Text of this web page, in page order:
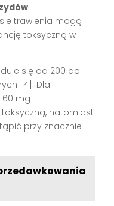
trawienia mogą
toksyczną w
się od 200 do
[4]. Dla
60 mg
natomiast
przy znacznie